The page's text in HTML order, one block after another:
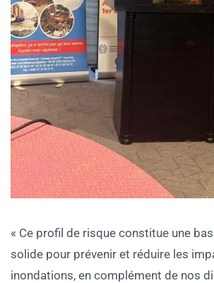
« Ce profil de risque constitue une
solide pour prévenir et réduire les
inondations, en complément de nos